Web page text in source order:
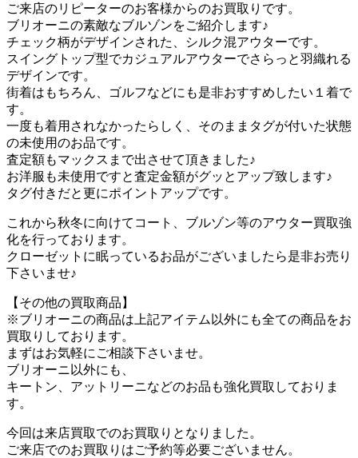
ご来店のリピーターのお客様からのお買取りです。
ブリオーニの素敵なブルゾンをご紹介します♪
チェック柄がデザインされた、シルク混アウターです。
スイングトップ型でカジュアルアウターでさらっと羽織れる
デザインです。
街着はもちろん、ゴルフなどにも是非おすすめしたい１着で
す。
一度も着用されなかったらしく、そのままタグが付いた状態
の未使用のお品です。
査定額もマックスまで出させて頂きました♪
お洋服も未使用ですと査定金額がグッとアップ致します♪
タグ付きだと更にポイントアップです。
これから秋冬に向けてコート、ブルゾン等のアウター買取強
化を行っております。
クローゼットに眠っているお品がございましたら是非お売り
下さいませ♪
【その他の買取商品】
※ブリオーニの商品は上記アイテム以外にも全ての商品をお
買取りしております。
まずはお気軽にご相談下さいませ。
ブリオーニ以外にも、
キートン、アットリーニなどのお品も強化買取しておりま
す。
今回は来店買取でのお買取りとなりました。
ご来店でのお買取りはご予約等必要ございません。